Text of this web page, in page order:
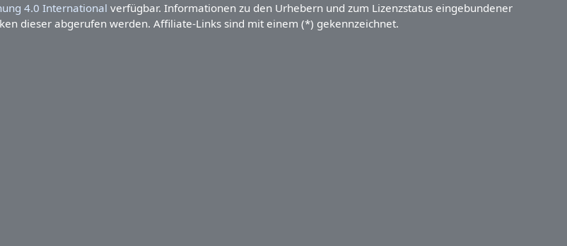
4.0 International verfügbar. Informationen zu den Urhebern und zum Lizenzstatus eingebundener
dieser abgerufen werden. Affiliate-Links sind mit einem (*) gekennzeichnet.